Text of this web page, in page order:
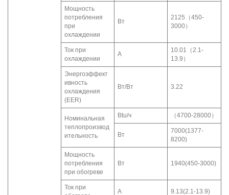
Мощность
потребления
при
охлаждении
Вт
2125（450-
3000）
Ток при
охлаждении
А
10.01（2.1-
13.9）
Энергоэффект
ивность
охлаждения
(EER)
Вт/Вт 3.22
Номинальная
теплопроизвод
ительность
Btu/ч （4700-28000）
Вт
7000(1377-
8200)
Мощность
потребления
при обогреве
Вт 1940(450-3000)
Ток при
А 9.13(2.1-13.9)